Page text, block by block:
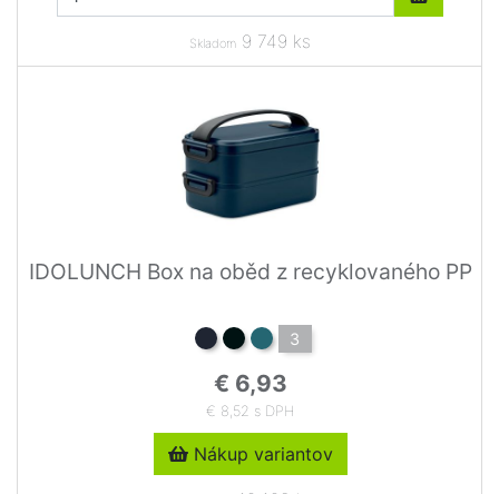
Skladom 9 749 ks
IDOLUNCH Box na oběd z recyklovaného PP
3
€ 6,93
€ 8,52 s DPH
Nákup variantov